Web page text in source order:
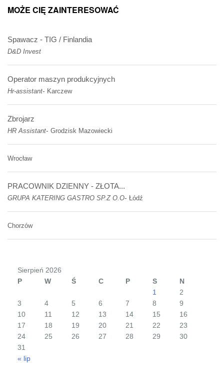
MOŻE CIĘ ZAINTERESOWAĆ
Spawacz - TIG / Finlandia
D&D Invest
Operator maszyn produkcyjnych
Hr-assistant- Karczew
Zbrojarz
HR Assistant- Grodzisk Mazowiecki
Wrocław
PRACOWNIK DZIENNY - ZŁOTA...
GRUPA KATERING GASTRO SP.Z O.O- Łódź
Chorzów
Sierpień 2026
P
W Ś C P S N
« lip
1
2
3
4 5 6 7 8
9
10
11 12 13 14 15
16
17
18 19 20 21 22
23
24
25 26 27 28 29
30
31